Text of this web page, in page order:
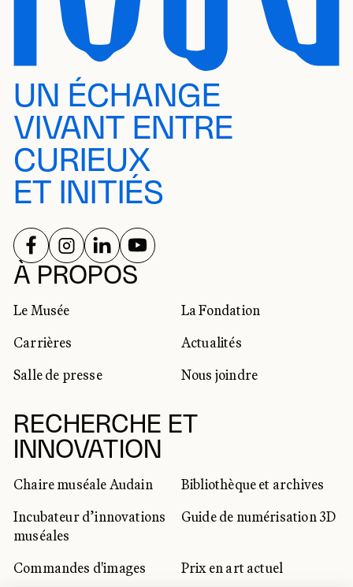
UN ÉCHANGE
VIVANT ENTRE
CURIEUX
ET INITIÉS
À PROPOS
Le Musée
La Fondation
Carrières
Actualités
Salle de presse
Nous joindre
RECHERCHE ET
INNOVATION
Chaire muséale Audain
Bibliothèque et archives
Incubateur d’innovations
muséales
Guide de numérisation 3D
Commandes d'images Prix en art actuel
RÉSEAUX SOCIAUX
SUIVEZ-NOUS SUR
SUIVEZ-NOUS SUR
SUIVEZ-NOUS SUR
SUIVEZ-NOUS SUR